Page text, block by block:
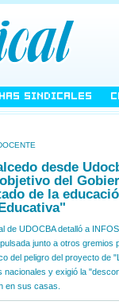
SINDICALES
desde
del
de la
de UDOCBA detalló a
junto a otros gremios
del peligro del proyecto de
nacionales y exigió la
en sus casas.